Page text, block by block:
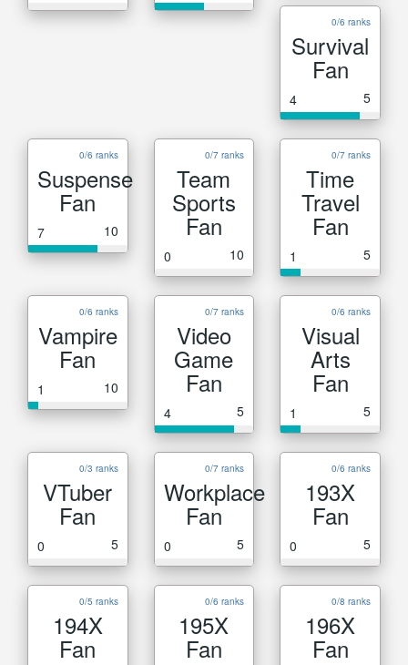
0/6 ranks
Survival
Fan
4 5
0/6 ranks
Suspense
Fan
7 10
0/7 ranks
Team
Sports
Fan
0 10
0/7 ranks
Time
Travel
Fan
1 5
0/6 ranks
Vampire
Fan
1 10
0/7 ranks
Video
Game
Fan
4 5
0/6 ranks
Visual
Arts
Fan
1 5
0/3 ranks
VTuber
Fan
0 5
0/7 ranks
Workplace
Fan
0 5
0/6 ranks
193X
Fan
0 5
0/5 ranks
194X
Fan
0/6 ranks
195X
Fan
0/8 ranks
196X
Fan